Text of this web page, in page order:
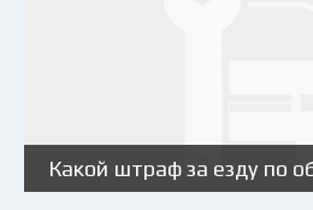
Какой штраф за езду по